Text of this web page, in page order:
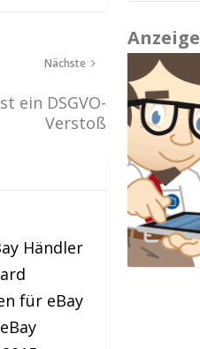
Nächste
ein DSGVO-
Verstoß
Händler
für eBay
Anzeige